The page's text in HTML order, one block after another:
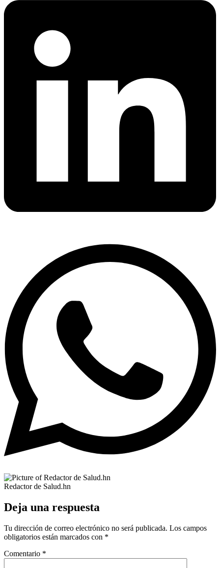
Redactor de Salud.hn
Deja una respuesta
Tu dirección de correo electrónico no será publicada. Los campos
obligatorios están marcados con *
Comentario *